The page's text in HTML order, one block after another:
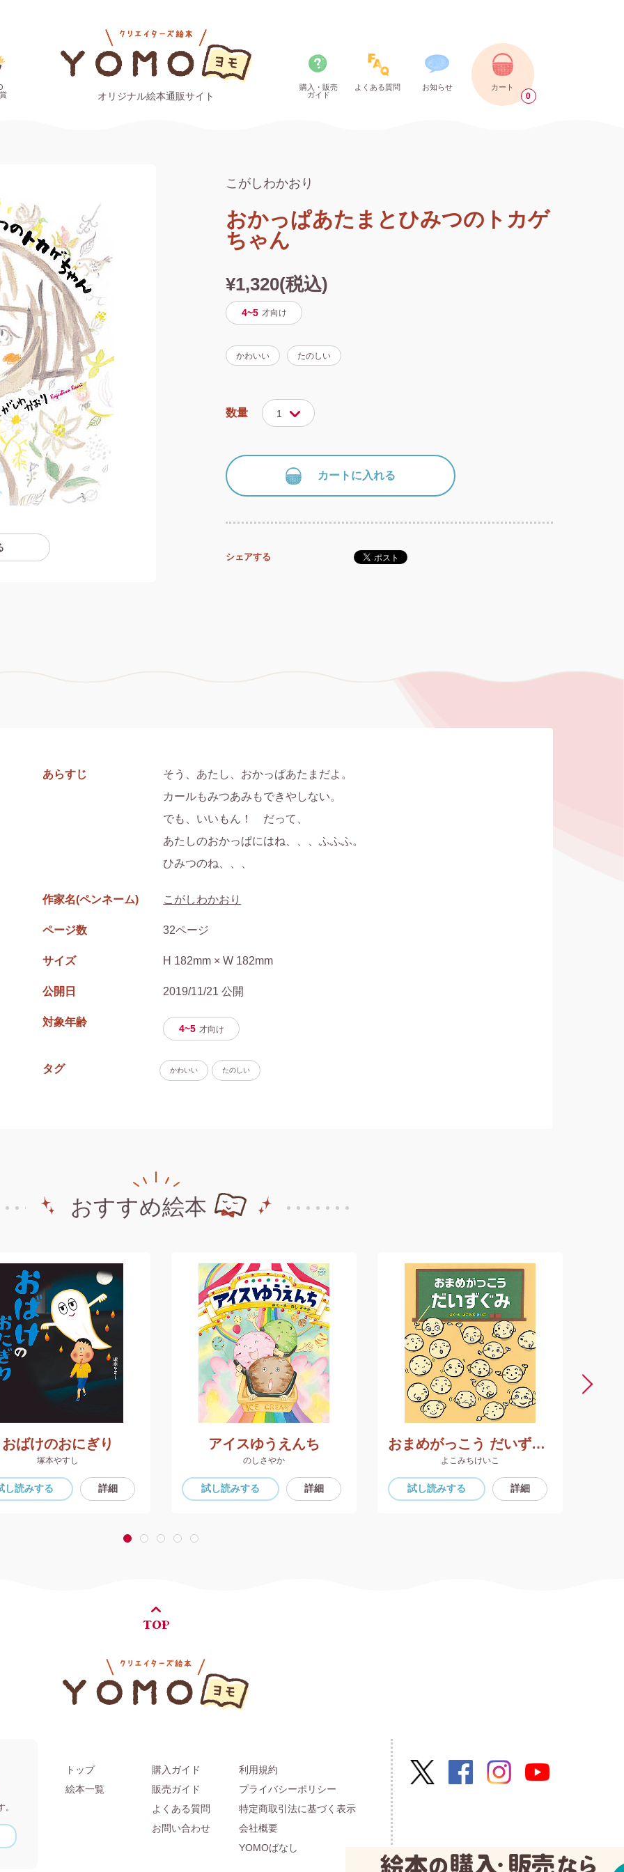
オリジナル絵本通販サイト
購入・販売
ガイド
よくある質問 お知らせ カート
0
こがしわかおり
おかっぱあたまとひみつのトカゲ
ちゃん
¥1,320(税込)
4~5 才向け
かわいい たのしい
数量 1
カートに入れる
シェアする
あらすじ
そう、あたし、おかっぱあたまだよ。
カールもみつあみもできやしない。
でも、いいもん！　だって、
あたしのおかっぱにはね、、、ふふふ。
ひみつのね、、、
作家名(ペンネーム) こがしわかおり
ページ数 32ページ
サイズ H 182mm × W 182mm
公開日 2019/11/21 公開
対象年齢
4~5 才向け
タグ かわいい たのしい
おすすめ絵本
おばけのおにぎり
塚本やすし
し読みする 詳細
アイスゆうえんち
のしさやか
試し読みする 詳細
おまめがっこう だいずぐみ
よこみちけいこ
試し読みする 詳細
1 2 3 4 5
TOP
トップ
絵本一覧
購入ガイド
販売ガイド
よくある質問
お問い合わせ
利用規約
プライバシーポリシー
特定商取引法に基づく表示
会社概要
YOMOばなし